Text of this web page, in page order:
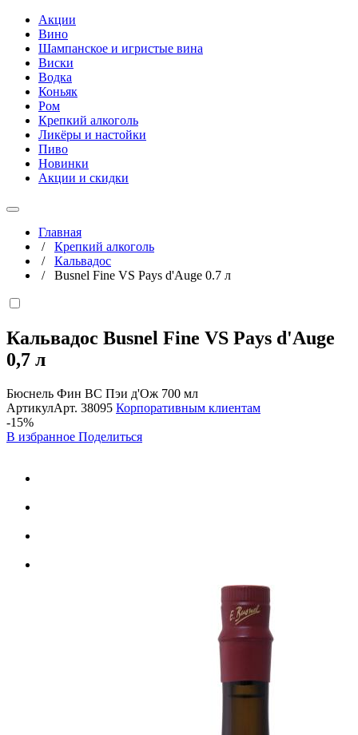
Акции
Вино
Шампанское и игристые вина
Виски
Водка
Коньяк
Ром
Крепкий алкоголь
Ликёры и настойки
Пиво
Новинки
Акции и скидки
Главная
/ Крепкий алкоголь
/ Кальвадос
/ Busnel Fine VS Pays d'Auge 0.7 л
Кальвадос Busnel Fine VS Pays d'Auge
0,7 л
Бюснель Фин ВС Пэи д'Ож 700 мл
АртикулАрт. 38095 Корпоративным клиентам
-15%
В избранное Поделиться